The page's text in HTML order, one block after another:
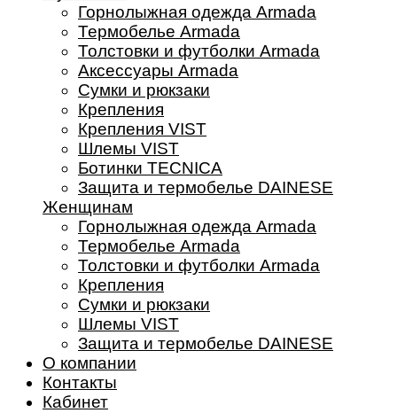
Горнолыжная одежда Armada
Термобелье Armada
Толстовки и футболки Armada
Аксессуары Armada
Сумки и рюкзаки
Крепления
Крепления VIST
Шлемы VIST
Ботинки TECNICA
Защита и термобелье DAINESE
Женщинам
Горнолыжная одежда Armada
Термобелье Armada
Толстовки и футболки Armada
Крепления
Сумки и рюкзаки
Шлемы VIST
Защита и термобелье DAINESE
О компании
Контакты
Кабинет